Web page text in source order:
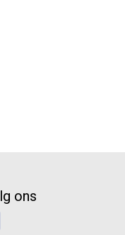
ons